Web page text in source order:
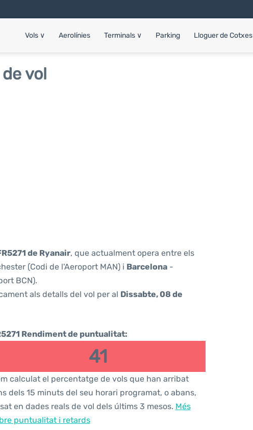
Vols ∨ Aerolínies Terminals ∨ Parking Lloguer de Cotxes
vol
de Ryanair, que actualment opera entre els
(Codi de l'Aeroport MAN) i Barcelona -
BCN).
als detalls del vol per al Dissabte, 08 de
Rendiment de puntualitat:
41
calculat el percentatge de vols que han arribat
dels 15 minuts del seu horari programat, o abans,
en dades reals de vol dels últims 3 mesos. Més
puntualitat i retards